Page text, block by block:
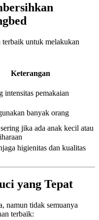
untuk melakukan
Keterangan
intensitas pemakaian
banyak orang
jika ada anak kecil atau
higienitas dan kualitas
yang Tepat
namun tidak semuanya
terbaik: